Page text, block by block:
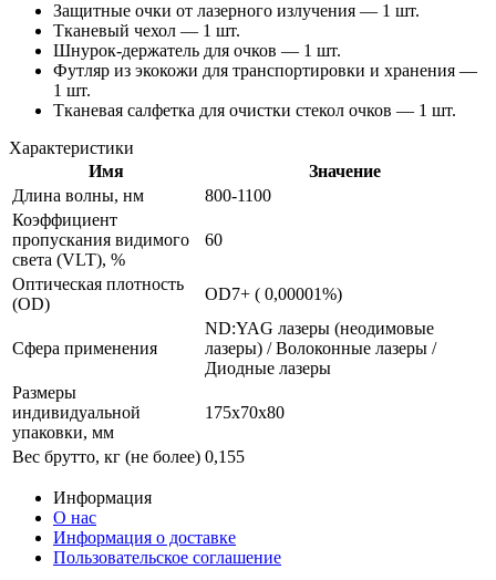
Защитные очки от лазерного излучения — 1 шт.
Тканевый чехол — 1 шт.
Шнурок-держатель для очков — 1 шт.
Футляр из экокожи для транспортировки и хранения —
1 шт.
Тканевая салфетка для очистки стекол очков — 1 шт.
Характеристики
Имя
Значение
Длина волны, нм
800-1100
Коэффициент
пропускания видимого
света (VLT), %
60
Оптическая плотность
(OD)
OD7+ ( 0,00001%)
Сфера применения
ND:YAG лазеры (неодимовые
лазеры) / Волоконные лазеры /
Диодные лазеры
Размеры
индивидуальной
упаковки, мм
175х70х80
Вес брутто, кг (не более) 0,155
Информация
О нас
Информация о доставке
Пользовательское соглашение